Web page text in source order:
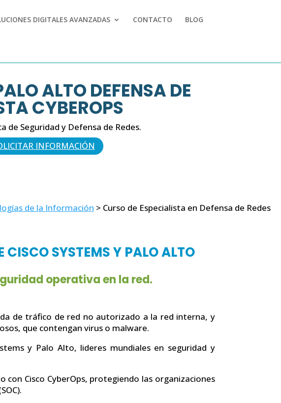
DIGITALES AVANZADAS CONTACTO BLOG
ALTO DEFENSA DE
CYBEROPS
de Seguridad y Defensa de Redes.
INFORMACIÓN
de la Información > Curso de Especialista en Defensa de Redes
CISCO SYSTEMS Y PALO ALTO
operativa en la red.
de tráfico de red no autorizado a la red interna, y
que contengan virus o malware.
y Palo Alto, lideres mundiales en seguridad y
Cisco CyberOps, protegiendo las organizaciones